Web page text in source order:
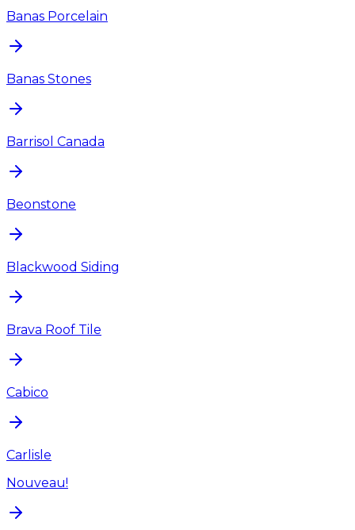
Banas Porcelain
Banas Stones
Barrisol Canada
Beonstone
Blackwood Siding
Brava Roof Tile
Cabico
Carlisle
Nouveau!